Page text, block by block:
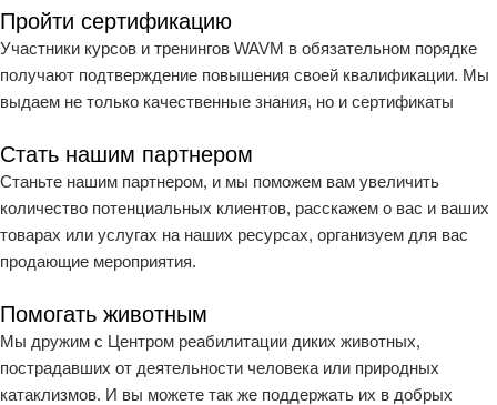
Пройти сертификацию
Участники курсов и тренингов WAVM в обязательном порядке
получают подтверждение повышения своей квалификации. Мы
выдаем не только качественные знания, но и сертификаты
Стать нашим партнером
Станьте нашим партнером, и мы поможем вам увеличить
количество потенциальных клиентов, расскажем о вас и ваших
товарах или услугах на наших ресурсах, организуем для вас
продающие мероприятия.
Помогать животным
Мы дружим c Центром реабилитации диких животных,
пострадавших от деятельности человека или природных
катаклизмов. И вы можете так же поддержать их в добрых